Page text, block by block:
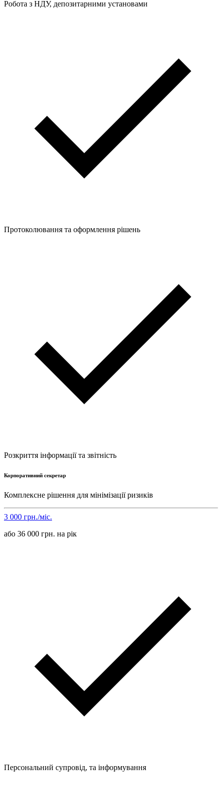
Робота з НДУ, депозитарними установами
Протоколювання та оформлення рішень
Розкриття інформації та звітність
Корпоративний секретар
Комплексне рішення для мінімізації ризиків
3 000 грн./міс.
або 36 000 грн. на рік
Персональний супровід, та інформування